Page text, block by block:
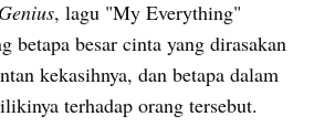
Genius, lagu "My Everything"
betapa besar cinta yang dirasakan
kekasihnya, dan betapa dalam
terhadap orang tersebut.